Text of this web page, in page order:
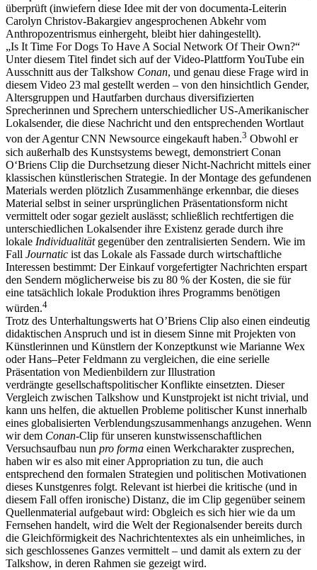
überprüft (inwiefern diese Idee mit der von documenta-Leiterin
Carolyn Christov-Bakargiev angesprochenen Abkehr vom
Anthropozentrismus einhergeht, bleibt hier dahingestellt).
„Is It Time For Dogs To Have A Social Network Of Their Own?“
Unter diesem Titel findet sich auf der Video-Plattform YouTube ein
Ausschnitt aus der Talkshow Conan, und genau diese Frage wird in
diesem Video 23 mal gestellt werden – von den hinsichtlich Gender,
Altersgruppen und Hautfarben durchaus diversifizierten
Sprecherinnen und Sprechern unterschiedlicher US-Amerikanischer
Lokalsender, die diese Nachricht und den entsprechenden Wortlaut
von der Agentur CNN Newsource eingekauft haben.3 Obwohl er
sich außerhalb des Kunstsystems bewegt, demonstriert Conan
O‘Briens Clip die Durchsetzung dieser Nicht-Nachricht mittels einer
klassischen künstlerischen Strategie. In der Montage des gefundenen
Materials werden plötzlich Zusammenhänge erkennbar, die dieses
Material selbst in seiner ursprünglichen Präsentationsform nicht
vermittelt oder sogar gezielt auslässt; schließlich rechtfertigen die
unterschiedlichen Lokalsender ihre Existenz gerade durch ihre
lokale Individualitätgegenüber den zentralisierten Sendern. Wie im
Fall Journatic ist das Lokale als Fassade durch wirtschaftliche
Interessen bestimmt: Der Einkauf vorgefertigter Nachrichten erspart
den Sendern möglicherweise bis zu 80 % der Kosten, die sie für
eine tatsächlich lokale Produktion ihres Programms benötigen
würden.4
Trotz des Unterhaltungswerts hat O’Briens Clip also einen eindeutig
didaktischen Anspruch und ist in diesem Sinne mit Projekten von
Künstlerinnen und Künstlern der Konzeptkunst wie Marianne Wex
oder Hans–Peter Feldmann zu vergleichen, die eine serielle
Präsentation von Medienbildern zur Illustration
verdrängte gesellschaftspolitischer Konflikte einsetzten. Dieser
Vergleich zwischen Talkshow und Kunstprojekt ist nicht trivial, und
kann uns helfen, die aktuellen Probleme politischer Kunst innerhalb
eines globalisierten Verblendungszusammenhangs anzugehen. Wenn
wir dem Conan-Clip für unseren kunstwissenschaftlichen
Versuchsaufbau nun pro forma einen Werkcharakter zusprechen,
haben wir es also mit einer Appropriation zu tun, die auch
entsprechend den formalen Strategien und politischen Motivationen
dieses Kunstgenres folgt. Relevant ist hierbei die kritische (und in
diesem Fall offen ironische) Distanz, die im Clip gegenüber seinem
Quellenmaterial aufgebaut wird: Obgleich es sich hier wie da um
Fernsehen handelt, wird die Welt der Regionalsender bereits durch
die Gleichförmigkeit des Nachrichtentextes als ein unheimliches, in
sich geschlossenes Ganzes vermittelt – und damit als extern zu der
Talkshow, in deren Rahmen sie gezeigt wird.